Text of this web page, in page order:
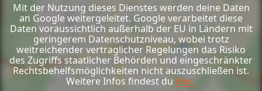
Mit der Nutzung dieses Dienstes werden deine Daten
an Google weitergeleitet. Google verarbeitet diese
Daten voraussichtlich außerhalb der EU in Ländern mit
geringerem Datenschutzniveau, wobei trotz
weitreichender vertraglicher Regelungen das Risiko
des Zugriffs staatlicher Behörden und eingeschränkter
Rechtsbehelfsmöglichkeiten nicht auszuschließen ist.
Weitere Infos findest du hier.